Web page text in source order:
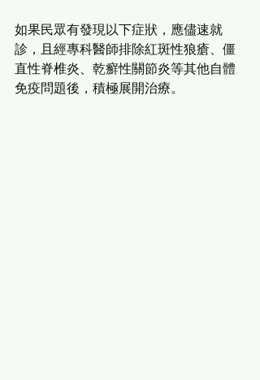
如果民眾有發現以下症狀，應儘速就
診，且經專科醫師排除紅斑性狼瘡、僵
直性脊椎炎、乾癬性關節炎等其他自體
免疫問題後，積極展開治療。